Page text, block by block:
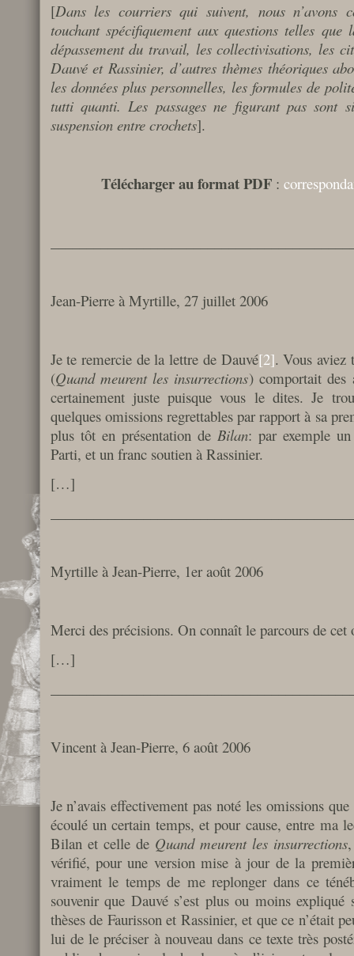
[Dans les courriers qui suivent, nous n’avons
touchant spécifiquement aux questions telles
dépassement du travail, les collectivisations, les
Dauvé et Rassinier, d’autres thèmes théoriques
les données plus personnelles, les formules de
tutti quanti. Les passages ne figurant pas sont
suspension entre crochets].
Télécharger au format PDF :
Jean-Pierre à Myrtille, 27 juillet 2006
Je te remercie de la lettre de Dauvé[2]. Vous aviez
(Quand meurent les insurrections) comportait des
certainement juste puisque vous le dites. Je
quelques omissions regrettables par rapport à sa
plus tôt en présentation de Bilan: par exemple
Parti, et un franc soutien à Rassinier.
[…]
Myrtille à Jean-Pierre, 1er août 2006
Merci des précisions. On connaît le parcours de cet
[…]
Vincent à Jean-Pierre, 6 août 2006
Je n’avais effectivement pas noté les omissions
écoulé un certain temps, et pour cause, entre ma
Bilan et celle de Quand meurent les insurrections
vérifié, pour une version mise à jour de la
vraiment le temps de me replonger dans ce
souvenir que Dauvé s’est plus ou moins expliqué
thèses de Faurisson et Rassinier, et que ce n’était
lui de le préciser à nouveau dans ce texte très